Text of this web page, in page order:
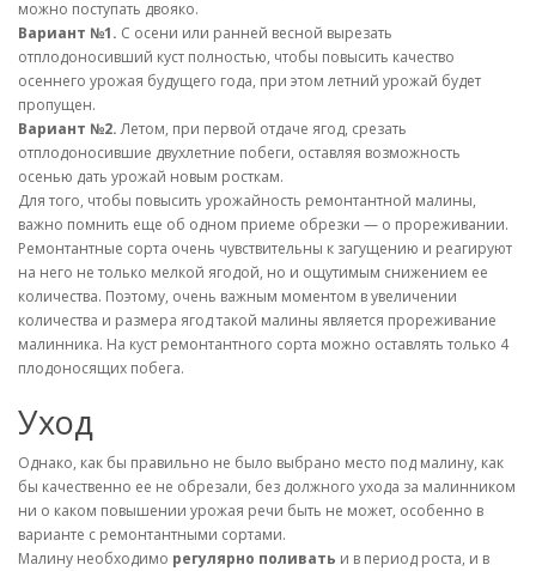
можно поступать двояко.
Вариант №1. С осени или ранней весной вырезать
отплодоносивший куст полностью, чтобы повысить качество
осеннего урожая будущего года, при этом летний урожай будет
пропущен.
Вариант №2.Летом, при первой отдаче ягод, срезать
отплодоносившие двухлетние побеги, оставляя возможность
осенью дать урожай новым росткам.
Для того, чтобы повысить урожайность ремонтантной малины,
важно помнить еще об одном приеме обрезки — о прореживании.
Ремонтантные сорта очень чувствительны к загущению и реагируют
на него не только мелкой ягодой, но и ощутимым снижением ее
количества. Поэтому, очень важным моментом в увеличении
количества и размера ягод такой малины является прореживание
малинника. На куст ремонтантного сорта можно оставлять только 4
плодоносящих побега.
Уход
Однако, как бы правильно не было выбрано место под малину, как
бы качественно ее не обрезали, без должного ухода за малинником
ни о каком повышении урожая речи быть не может, особенно в
варианте с ремонтантными сортами.
Малину необходимо регулярно поливать и в период роста, и в